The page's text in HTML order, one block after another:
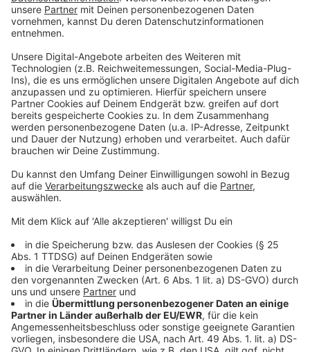
Internet. Das kann aber von überall auf der Welt
machen. Er hat sich spontan in den Flieger gesetzt und
spricht mit Moderator Kai Klüting aus seinem Zimmer
in Thailand. Nachdem Kai und Alle Farben über die
wichtigsten Urlaubstipps gesprochen haben, geht es
auch um die neue Single von Alle Farben die er
zusammen mit HUGEL und FAST BOY gemacht hat.
Dabei hat die Single schon fast einen therapeutischen
Ansatz. “Jeder hat seinen Grund, warum er auf einer
Part ist und warum soll es nicht das sein, einfach auch
den schlimmsten Schmerz zu überwinden?” sagt Alle
Farben im Interview.
Anzeige
Wir benötigen Ihre
Zustimmung, um den YouTube
Video-Service zu laden!
Wir verwenden einen Service eines